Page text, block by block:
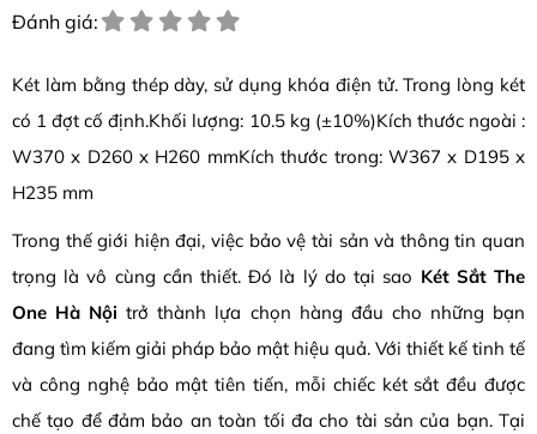
Đánh giá:
Két làm bằng thép dày, sử dụng khóa điện tử. Trong lòng két
có 1 đợt cố định.Khối lượng: 10.5 kg (±10%)Kích thước ngoài :
W370 x D260 x H260 mmKích thước trong: W367 x D195 x
H235 mm
Trong thế giới hiện đại, việc bảo vệ tài sản và thông tin quan
trọng là vô cùng cần thiết. Đó là lý do tại sao Két Sắt The
One Hà Nội trở thành lựa chọn hàng đầu cho những bạn
đang tìm kiếm giải pháp bảo mật hiệu quả. Với thiết kế tinh tế
và công nghệ bảo mật tiên tiến, mỗi chiếc két sắt đều được
chế tạo để đảm bảo an toàn tối đa cho tài sản của bạn. Tại